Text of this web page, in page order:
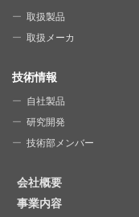
取扱製品
取扱メーカ
技術情報
自社製品
研究開発
技術部メンバー
会社概要
事業内容